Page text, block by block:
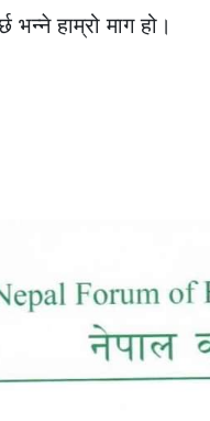
भन्ने हाम्रो माग हो।